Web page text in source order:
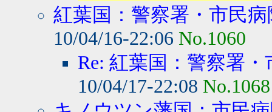
紅葉国：警察署・市民
10/04/16-22:06 No.1060
Re: 紅葉国：警察署
10/04/17-22:08 No.1068